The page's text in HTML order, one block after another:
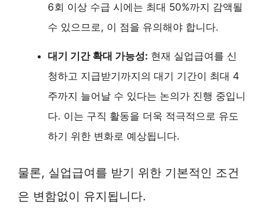
6회 이상 수급 시에는 최대 50%까지 감액될
수 있으므로, 이 점을 유의해야 합니다.
대기 기간 확대 가능성: 현재 실업급여를 신
청하고 지급받기까지의 대기 기간이 최대 4
주까지 늘어날 수 있다는 논의가 진행 중입니
다. 이는 구직 활동을 더욱 적극적으로 유도
하기 위한 변화로 예상됩니다.
물론, 실업급여를 받기 위한 기본적인 조건
은 변함없이 유지됩니다.